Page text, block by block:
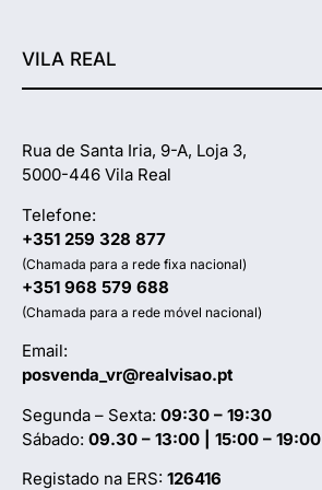
VILA REAL
Rua de Santa Iria, 9-A, Loja 3,
5000-446 Vila Real
Telefone:
+351 259 328 877
(Chamada para a rede fixa nacional)
+351 968 579 688
(Chamada para a rede móvel nacional)
Email:
posvenda_vr@realvisao.pt
Segunda – Sexta: 09:30 – 19:30
Sábado: 09.30 – 13:00 | 15:00 – 19:00
Registado na ERS: 126416